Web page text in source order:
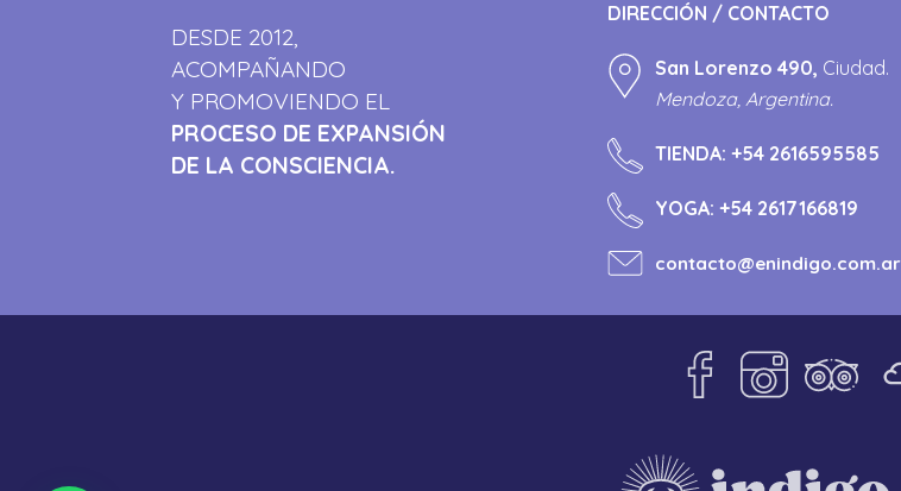
DESDE 2012,
ACOMPAÑANDO
Y PROMOVIENDO EL
PROCESO DE EXPANSIÓN
DE LA CONSCIENCIA.
DIRECCIÓN / CONTACTO
San Lorenzo 490, Ciudad.
Mendoza, Argentina.
TIENDA: +54 2616595585
YOGA: +54 2617166819
contacto@enindigo.com.ar